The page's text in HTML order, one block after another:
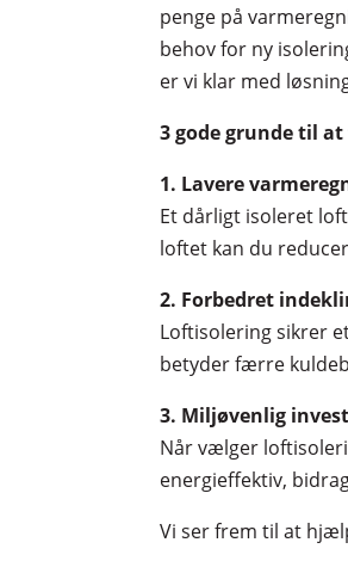
penge på
behov for ny
er vi klar med
3 gode grunde til
1. Lavere
Et dårligt isoleret
loftet kan du
2. Forbedret
Loftisolering sikrer
betyder færre
3. Miljøvenlig
Når vælger
energieffektiv,
Vi ser frem til at